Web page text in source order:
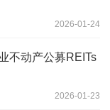
2026-01-24
不动产公募REITs
2026-01-23